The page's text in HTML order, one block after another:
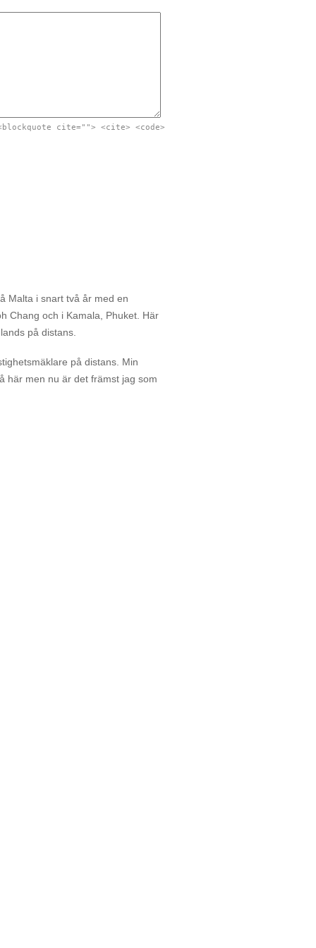
cite=""> <cite> <code>
Malta i snart två år med en
Chang och i Kamala, Phuket. Här
på distans.
på distans. Min
här men nu är det främst jag som